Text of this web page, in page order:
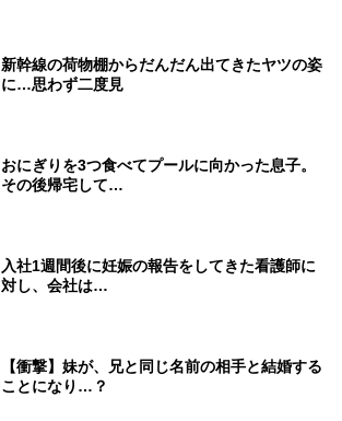
新幹線の荷物棚からだんだん出てきたヤツの姿
に…思わず二度見
おにぎりを3つ食べてプールに向かった息子。
その後帰宅して…
入社1週間後に妊娠の報告をしてきた看護師に
対し、会社は…
【衝撃】妹が、兄と同じ名前の相手と結婚する
ことになり…？